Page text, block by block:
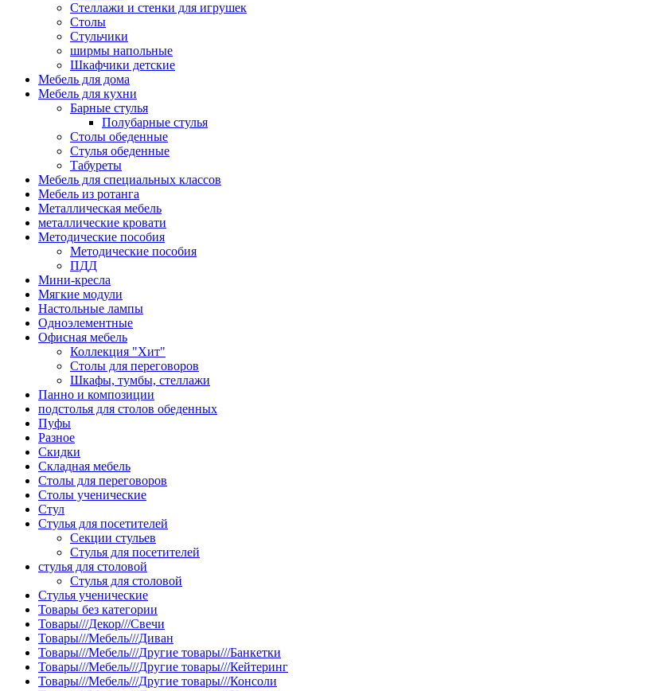
Стеллажи и стенки для игрушек
Столы
Стульчики
ширмы напольные
Шкафчики детские
Мебель для дома
Мебель для кухни
Барные стулья
Полубарные стулья
Столы обеденные
Стулья обеденные
Табуреты
Мебель для специальных классов
Мебель из ротанга
Металлическая мебель
металлические кровати
Методические пособия
Методические пособия
ПДД
Мини-кресла
Мягкие модули
Настольные лампы
Одноэлементные
Офисная мебель
Коллекция "Хит"
Столы для переговоров
Шкафы, тумбы, стеллажи
Панно и композиции
подстолья для столов обеденных
Пуфы
Разное
Скидки
Складная мебель
Столы для переговоров
Столы ученические
Стул
Стулья для посетителей
Секции стульев
Стулья для посетителей
стулья для столовой
Стулья для столовой
Стулья ученические
Товары без категории
Товары///Декор///Свечи
Товары///Мебель///Диван
Товары///Мебель///Другие товары///Банкетки
Товары///Мебель///Другие товары///Кейтеринг
Товары///Мебель///Другие товары///Консоли